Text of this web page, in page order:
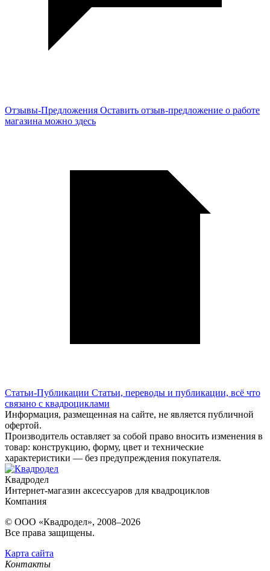
Отзывы-Предложения Оставить отзыв-предложение о работе
магазина можно здесь
Статьи-Публикации Статьи, переводы и публикации, всё что
связано с квадроциклами
Информация, размещенная на сайте, не является публичной
офертой.
Производитель оставляет за собой право вносить изменения в
товар: конструкцию, форму, цвет и технические
характеристики — без предупреждения покупателя.
Квадродел
Интернет-магазин аксессуаров для квадроциклов
Компания
© ООО «Квадродел», 2008–2026
Все права защищены.
Карта сайта
Контакты